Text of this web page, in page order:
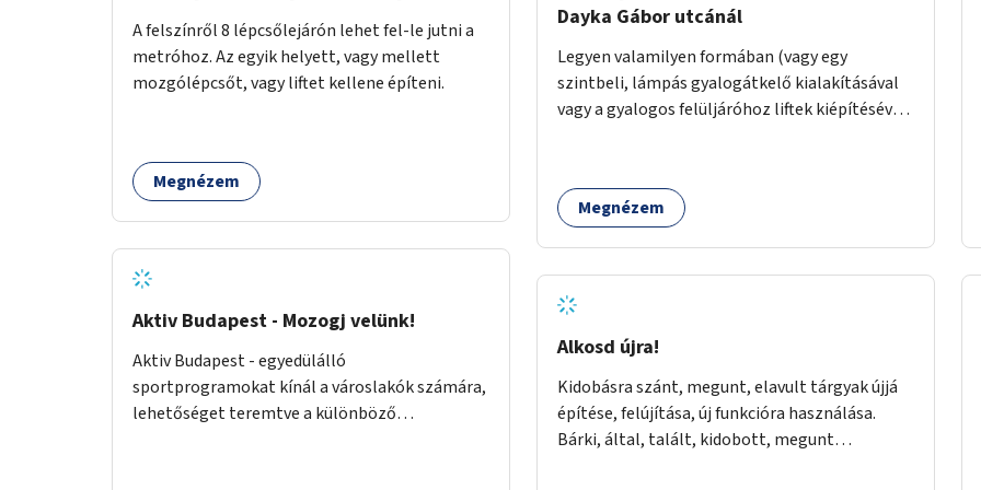
beszélgetős csoportok által - felépülhetnek
testileg-lelkileg a szülésből és gyermekágyi
időszakból - gyógytorna, jóga, terápia
csemetéket erre az időre. A tér a csoportos és
egyéni foglalkozások köré épülne. A
foglalkozások túlmennének egy baba-mama
klub keretein, kifejezetten az önismeretre
helyeznek a hangsúlyt.
A felszínről 8 lépcsőlejárón lehet fel-le jutni a
metróhoz. Az egyik helyett, vagy mellett
mozgólépcsőt, vagy liftet kellene építeni.
Megnézem
Aktiv Budapest - Mozogj velünk!
Aktiv Budapest - egyedülálló
sportprogramokat kínál a városlakók számára,
lehetőséget teremtve a különböző
Dayka Gábor utcánál
Legyen valamilyen formában (vagy egy
szintbeli, lámpás gyalogátkelő kialakításával
vagy a gyalogos felüljáróhoz liftek kiépítésével)
Megnézem
Alkosd újra!
Kidobásra szánt, megunt, elavult tárgyak újjá
építése, felújítása, új funkcióra használása.
Bárki, által, talált, kidobott, megunt